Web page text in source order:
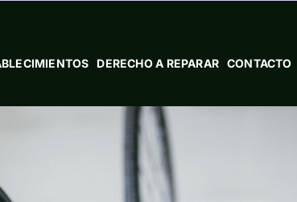
DERECHO A REPARAR CONTACTO